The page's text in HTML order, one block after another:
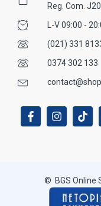
Reg. Com.
L-V 09:00 -
(021) 331
0374 302 133
© BGS Online